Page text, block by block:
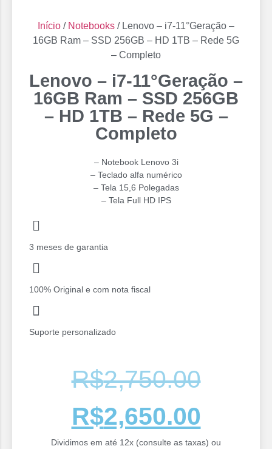
Início / Notebooks / Lenovo – i7-11°Geração –
16GB Ram – SSD 256GB – HD 1TB – Rede 5G
– Completo
Lenovo – i7-11°Geração –
16GB Ram – SSD 256GB
– HD 1TB – Rede 5G –
Completo
– Notebook Lenovo 3i
– Teclado alfa numérico
– Tela 15,6 Polegadas
– ⁠Tela Full HD IPS
3 meses de garantia
100% Original e com nota fiscal
Suporte personalizado
R$2,750.00
R$2,650.00
Dividimos em até 12x (consulte as taxas) ou